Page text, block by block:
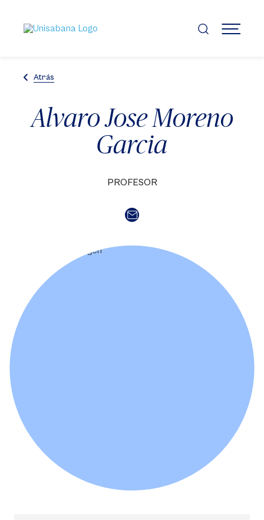
contenido
principal
MENÚ
Atrás
Alvaro Jose Moreno
Garcia
PROFESOR